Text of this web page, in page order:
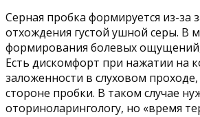
Серная пробка формируется из-за
отхождения густой ушной серы. В
формирования болевых
Есть дискомфорт при нажатии на
заложенности в слуховом
стороне пробки. В таком случае
оториноларингологу, но «время